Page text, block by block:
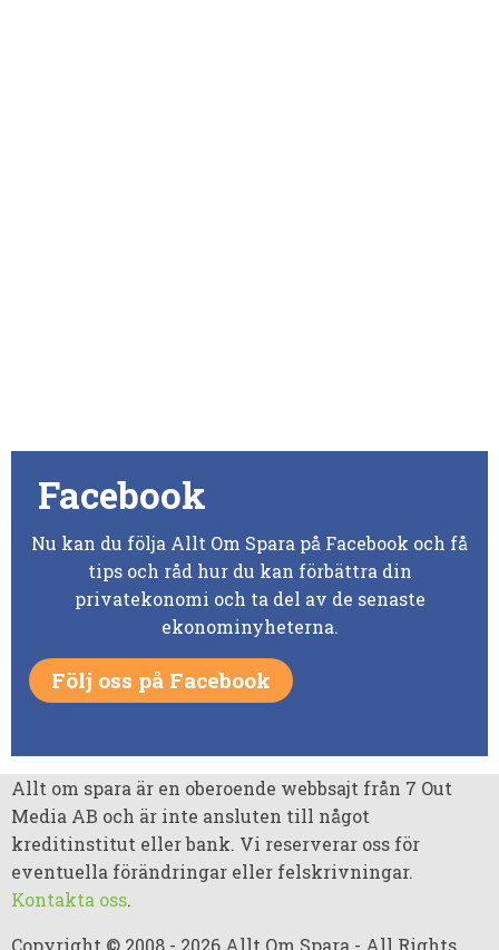
Facebook
Nu kan du följa Allt Om Spara på Facebook och få
tips och råd hur du kan förbättra din
privatekonomi och ta del av de senaste
ekonominyheterna.
Följ oss på Facebook
Allt om spara är en oberoende webbsajt från 7 Out
Media AB och är inte ansluten till något
kreditinstitut eller bank. Vi reserverar oss för
eventuella förändringar eller felskrivningar.
Kontakta oss.
Copyright © 2008 - 2026 Allt Om Spara - All Rights